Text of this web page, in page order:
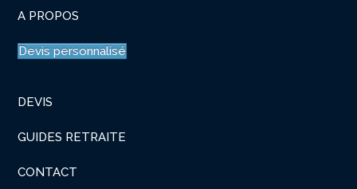
A PROPOS
Devis personnalisé
DEVIS
GUIDES RETRAITE
CONTACT